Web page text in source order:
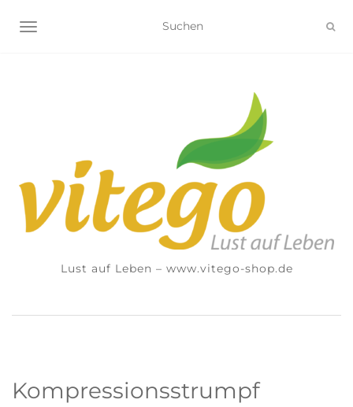
NAVIGATION UMSCHALTEN
Lust auf Leben – www.vitego-shop.de
Kompressionsstrumpf